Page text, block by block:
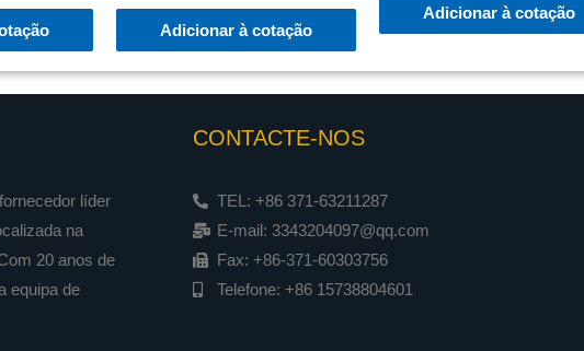
Adicionar à cotação
Adicionar à cotação
líder
na
20 anos de
equipa de
CONTACTE-NOS
TEL: +86 371-63211287
E-mail: 3343204097@qq.com
Fax: +86-371-60303756
Telefone: +86 15738804601